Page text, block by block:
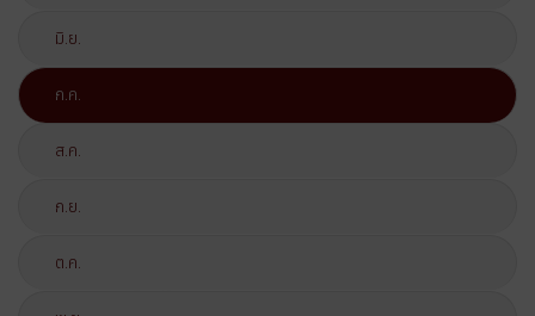
มิ.ย.
ก.ค.
ส.ค.
ก.ย.
ต.ค.